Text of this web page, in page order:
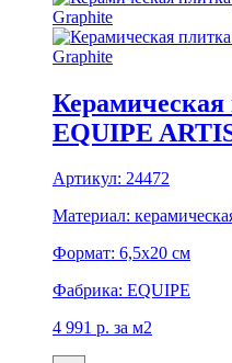
Керамическая
EQUIPE
Артикул: 24472
Материал:
Формат: 6,5x20 см
Фабрика: EQUIPE
4 991 р. за м2